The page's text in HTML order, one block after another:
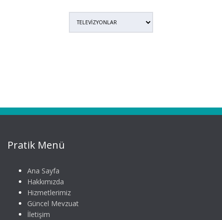
Pratik Menü
Ana Sayfa
Hakkımızda
Hizmetlerimiz
Güncel Mevzuat
İletişim